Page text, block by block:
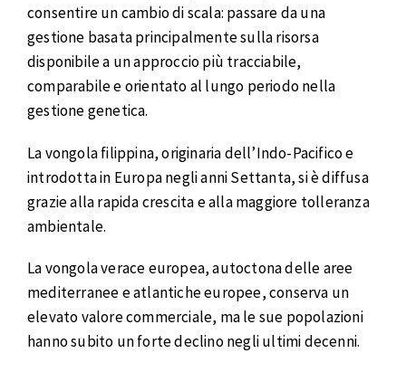
consentire un cambio di scala: passare da una
gestione basata principalmente sulla risorsa
disponibile a un approccio più tracciabile,
comparabile e orientato al lungo periodo nella
gestione genetica.
La vongola filippina, originaria dell’Indo-Pacifico e
introdotta in Europa negli anni Settanta, si è diffusa
grazie alla rapida crescita e alla maggiore tolleranza
ambientale.
La vongola verace europea, autoctona delle aree
mediterranee e atlantiche europee, conserva un
elevato valore commerciale, ma le sue popolazioni
hanno subito un forte declino negli ultimi decenni.